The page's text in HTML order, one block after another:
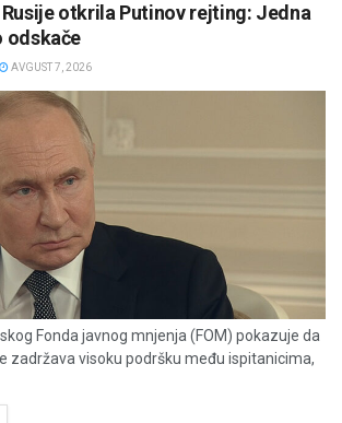
otkrila Putinov rejting: Jedna
odskače
AVGUST 7, 2026
Fonda javnog mnjenja (FOM) pokazuje da
zadržava visoku podršku među ispitanicima,